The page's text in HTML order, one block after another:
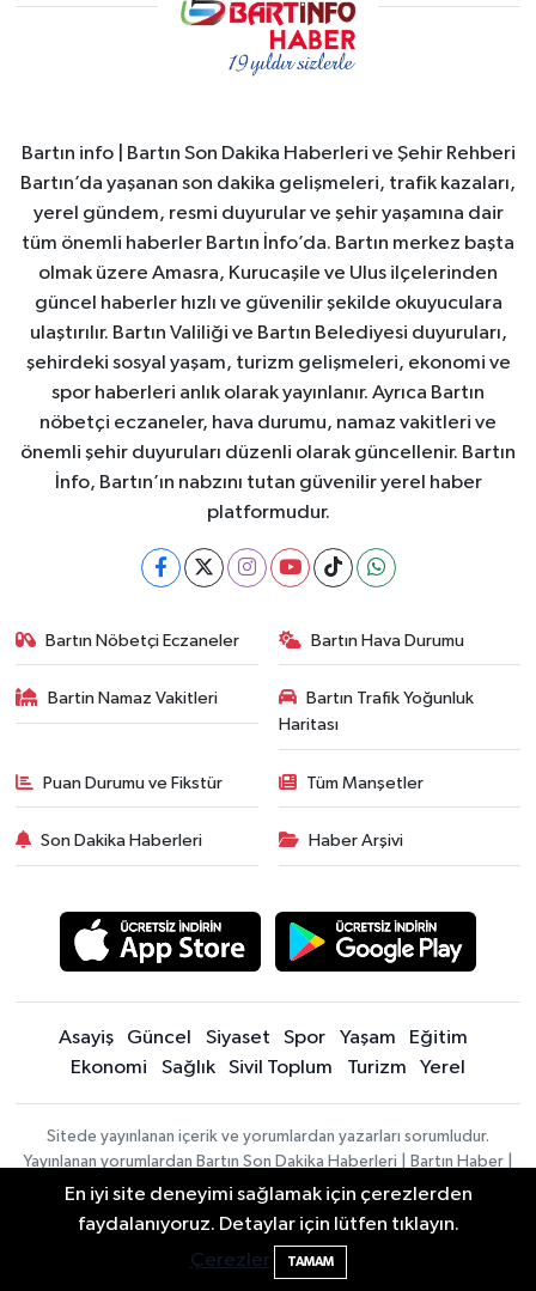
Bartın info | Bartın Son Dakika Haberleri ve Şehir Rehberi
Bartın’da yaşanan son dakika gelişmeleri, trafik kazaları,
yerel gündem, resmi duyurular ve şehir yaşamına dair
tüm önemli haberler Bartın İnfo’da. Bartın merkez başta
olmak üzere Amasra, Kurucaşile ve Ulus ilçelerinden
güncel haberler hızlı ve güvenilir şekilde okuyuculara
ulaştırılır. Bartın Valiliği ve Bartın Belediyesi duyuruları,
şehirdeki sosyal yaşam, turizm gelişmeleri, ekonomi ve
spor haberleri anlık olarak yayınlanır. Ayrıca Bartın
nöbetçi eczaneler, hava durumu, namaz vakitleri ve
önemli şehir duyuruları düzenli olarak güncellenir. Bartın
İnfo, Bartın’ın nabzını tutan güvenilir yerel haber
platformudur.
Bartın Nöbetçi Eczaneler Bartın Hava Durumu
Bartin Namaz Vakitleri
Bartın Trafik Yoğunluk
Haritası
Puan Durumu ve Fikstür Tüm Manşetler
Son Dakika Haberleri Haber Arşivi
Asayiş Güncel Siyaset Spor Yaşam
Eğitim
Ekonomi
Sağlık Sivil Toplum Turizm Yerel
Sitede yayınlanan içerik ve yorumlardan yazarları sorumludur.
Yayınlanan yorumlardan Bartın Son Dakika Haberleri | Bartın Haber |
Bartın İnfo sorumlu tutulamaz. Sitedeki tüm harici linkler ayrı bir
fotoğraflar izin alınmaksızın kaynak gösterilse dahi, herhangi bir
ortamda kullanılamaz ve yayınlanamaz
En iyi site deneyimi sağlamak için çerezlerden
faydalanıyoruz. Detaylar için lütfen tıklayın.
Çerezler
TAMAM
Bartın'da nem oranı yüzde 100'e ulaştı